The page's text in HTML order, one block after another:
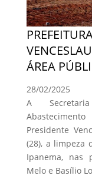
ÁREA
28/02/2025
A
Presidente
(28), a limpeza
Ipanema, nas
Melo e Basílio